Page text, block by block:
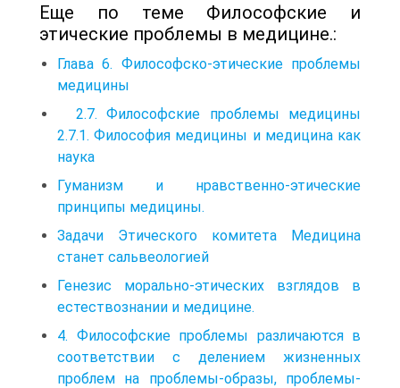
Еще по теме Философские и
этические проблемы в медицине.:
Глава 6. Философско-этические проблемы
медицины
2.7. Философские проблемы медицины
2.7.1. Философия медицины и медицина как
наука
Гуманизм и нравственно-этические
принципы медицины.
Задачи Этического комитета Медицина
станет сальвеологией
Генезис морально-этических взглядов в
естествознании и медицине.
4. Философские проблемы различаются в
соответствии с делением жизненных
проблем на проблемы-образы, проблемы-